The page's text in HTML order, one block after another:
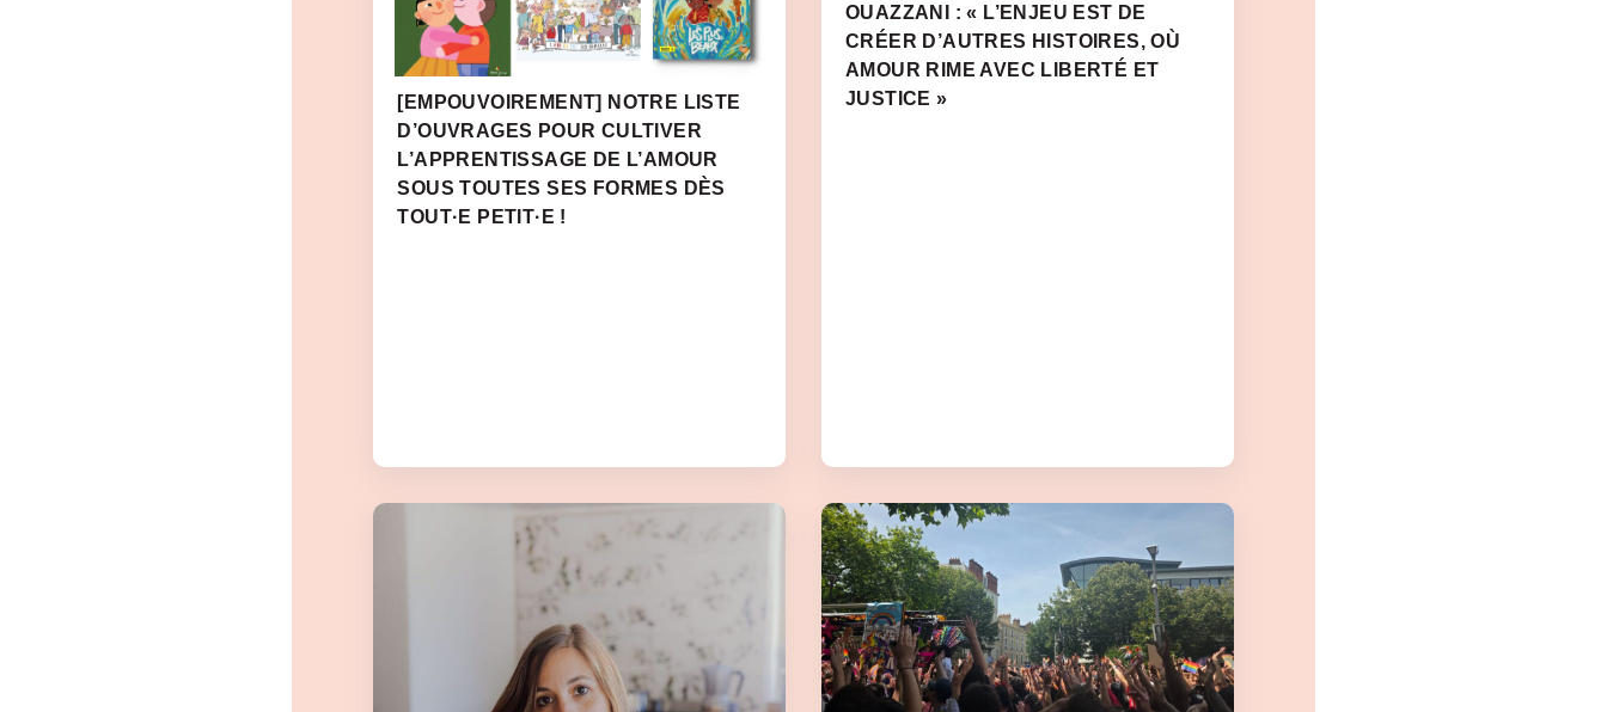
[EMPOUVOIREMENT] NOTRE LISTE
D’OUVRAGES POUR CULTIVER
L’APPRENTISSAGE DE L’AMOUR
SOUS TOUTES SES FORMES DÈS
TOUT·E PETIT·E !
OUAZZANI : « L’ENJEU EST DE
CRÉER D’AUTRES HISTOIRES, OÙ
AMOUR RIME AVEC LIBERTÉ ET
JUSTICE »